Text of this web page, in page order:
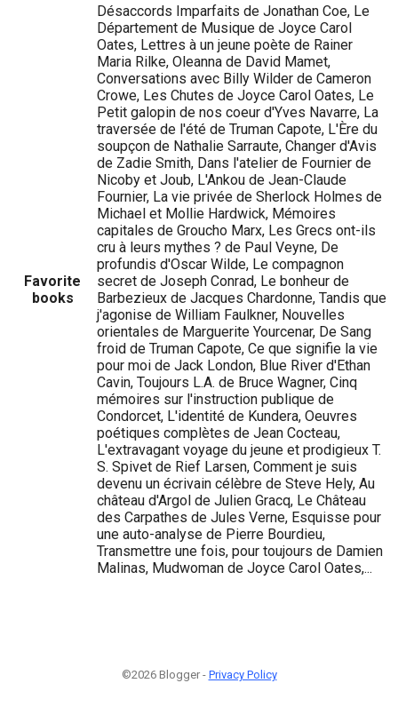
Favorite
books
Désaccords Imparfaits de Jonathan Coe, Le
Département de Musique de Joyce Carol
Oates, Lettres à un jeune poète de Rainer
Maria Rilke, Oleanna de David Mamet,
Conversations avec Billy Wilder de Cameron
Crowe, Les Chutes de Joyce Carol Oates, Le
Petit galopin de nos coeur d'Yves Navarre, La
traversée de l'été de Truman Capote, L'Ère du
soupçon de Nathalie Sarraute, Changer d'Avis
de Zadie Smith, Dans l'atelier de Fournier de
Nicoby et Joub, L'Ankou de Jean-Claude
Fournier, La vie privée de Sherlock Holmes de
Michael et Mollie Hardwick, Mémoires
capitales de Groucho Marx, Les Grecs ont-ils
cru à leurs mythes ? de Paul Veyne, De
profundis d'Oscar Wilde, Le compagnon
secret de Joseph Conrad, Le bonheur de
Barbezieux de Jacques Chardonne, Tandis que
j'agonise de William Faulkner, Nouvelles
orientales de Marguerite Yourcenar, De Sang
froid de Truman Capote, Ce que signifie la vie
pour moi de Jack London, Blue River d'Ethan
Cavin, Toujours L.A. de Bruce Wagner, Cinq
mémoires sur l'instruction publique de
Condorcet, L'identité de Kundera, Oeuvres
poétiques complètes de Jean Cocteau,
L'extravagant voyage du jeune et prodigieux T.
S. Spivet de Rief Larsen, Comment je suis
devenu un écrivain célèbre de Steve Hely, Au
château d'Argol de Julien Gracq, Le Château
des Carpathes de Jules Verne, Esquisse pour
une auto-analyse de Pierre Bourdieu,
Transmettre une fois, pour toujours de Damien
Malinas, Mudwoman de Joyce Carol Oates,...
©2026 Blogger - Privacy Policy